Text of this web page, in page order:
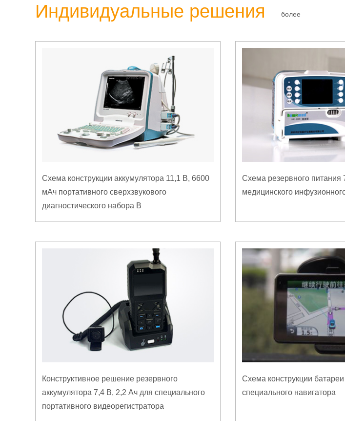
Индивидуальные решения более
Схема конструкции аккумулятора 11,1 В, 6600
мАч портативного сверхзвукового
диагностического набора B
Схема резервного питания
медицинского
Конструктивное решение резервного
аккумулятора 7,4 В, 2,2 Ач для специального
портативного видеорегистратора
Схема конструкции
специального навигатора